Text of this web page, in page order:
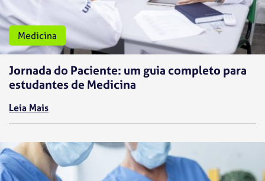
Medicina
Jornada do Paciente: um guia completo para
estudantes de Medicina
Leia Mais